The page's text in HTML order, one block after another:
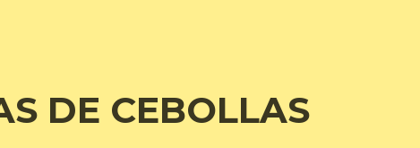
DE CEBOLLAS